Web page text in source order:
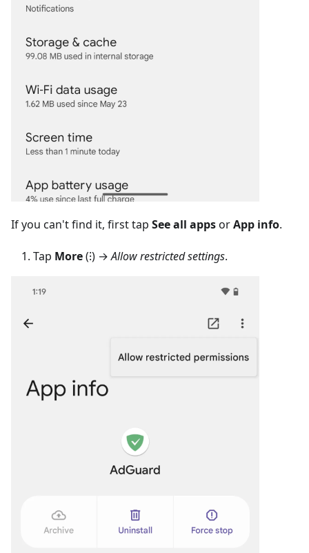
If you can't find it, first tap See all appsorApp info.
Tap More(⁝) →Allow restricted settings.